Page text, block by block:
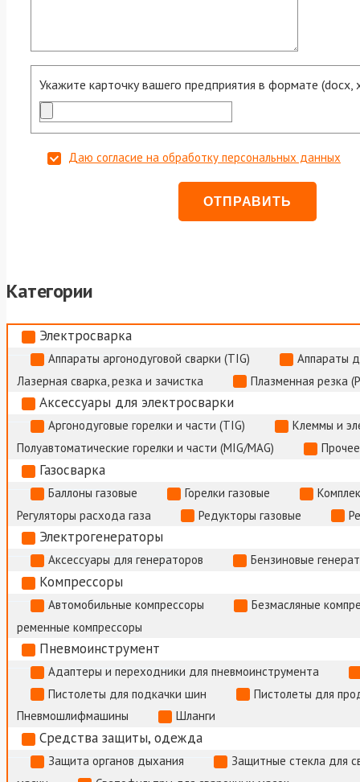
Укажите карточку вашего предприятия в формате (docx,
Даю согласие на обработку персональных данных
Категории
Электросварка
Аппараты аргонодуговой сварки (TIG)
Аппараты
Лазерная сварка, резка и зачистка
Плазменная резка
Аксессуары для электросварки
Аргонодуговые горелки и части (TIG)
Клеммы и
Полуавтоматические горелки и части (MIG/MAG)
Газосварка
Баллоны газовые Горелки газовые
Регуляторы расхода газа
Редукторы газовые
Электрогенераторы
Аксессуары для генераторов Бензиновые
Компрессоры
Автомобильные компрессоры
Безмасляные
ременные компрессоры
Пневмоинструмент
Адаптеры и переходники для пневмоинструмента
Пистолеты для подкачки шин
Пистолеты для
Пневмошлифмашины
Шланги
Средства защиты, одежда
Защита органов дыхания
Защитные стекла для